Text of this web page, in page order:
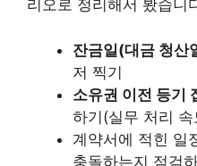
리오로 정리해서 봤습니
잔금일(대금 청산
저 찍기
소유권 이전 등기
하기(실무 처리 속
계약서에 적힌 일
충돌하는지 점검